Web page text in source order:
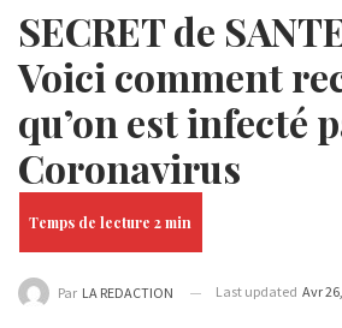
SECRET de
Voici comment
qu’on est infecté
Coronavirus
Par LA REDACTION Last updated Avr